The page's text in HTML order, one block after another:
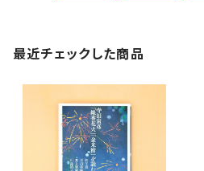
最近チェックした商品